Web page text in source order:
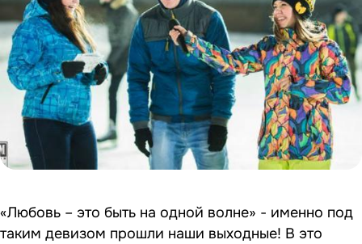
«Любовь – это быть на одной волне» - именно под
таким девизом прошли наши выходные! В это